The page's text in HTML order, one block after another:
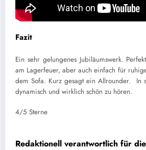
Fazit
Ein sehr gelungenes Jubiläumswerk.
am Lagerfeuer, aber auch einfach für
dem Sofa. Kurz gesagt ein Allrounder. In
dynamisch und wirklich schön zu hören.
4/5 Sterne
Redaktionell verantwortlich für